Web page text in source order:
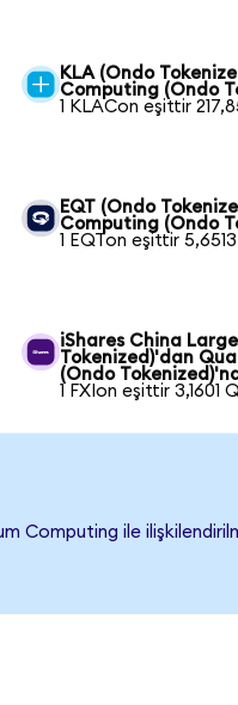
KLA (Ondo
Computing (Ondo
1 KLACon eşittir
EQT (Ondo
Computing (Ondo
1 EQTon eşittir
iShares China
Tokenized)'dan
(Ondo
1 FXIon eşittir 3,1601
Computing ile